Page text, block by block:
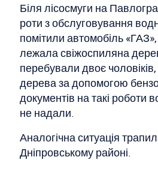
Біля лісосмуги на
роти з обслуговування
помітили автомобіль «ГАЗ»,
лежала свіжоспиляна
перебували двоє
дерева за допомогою
документів на такі роботи
не надали.
Аналогічна ситуація
Дніпровському районі.